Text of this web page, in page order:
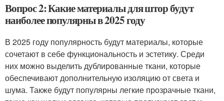
Вопрос 2: Какие материалы для штор будут
наиболее популярны в 2025 году
В 2025 году популярность будут материалы, которые
сочетают в себе функциональность и эстетику. Среди
них можно выделить дублированные ткани, которые
обеспечивают дополнительную изоляцию от света и
шума. Также будут популярны легкие прозрачные ткани,